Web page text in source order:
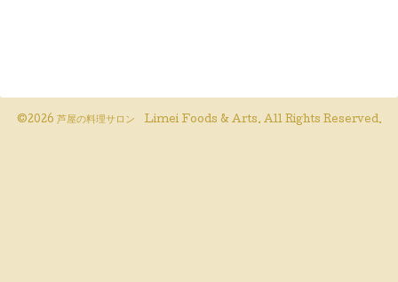
©2026 芦屋の料理サロン Limei Foods & Arts. All Rights Reserved.